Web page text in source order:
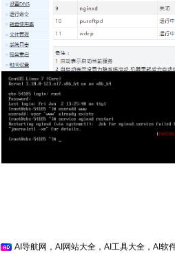
AI导航网，AI网站大全，AI工具大全，AI软